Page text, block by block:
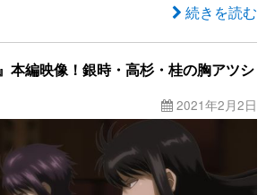
続きを読む
本編映像！銀時・高杉・桂の胸アツシ
2021年2月2日